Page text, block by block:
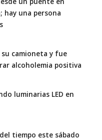
hay una persona
camioneta y fue
alcoholemia positiva
luminarias LED en
del tiempo este sábado